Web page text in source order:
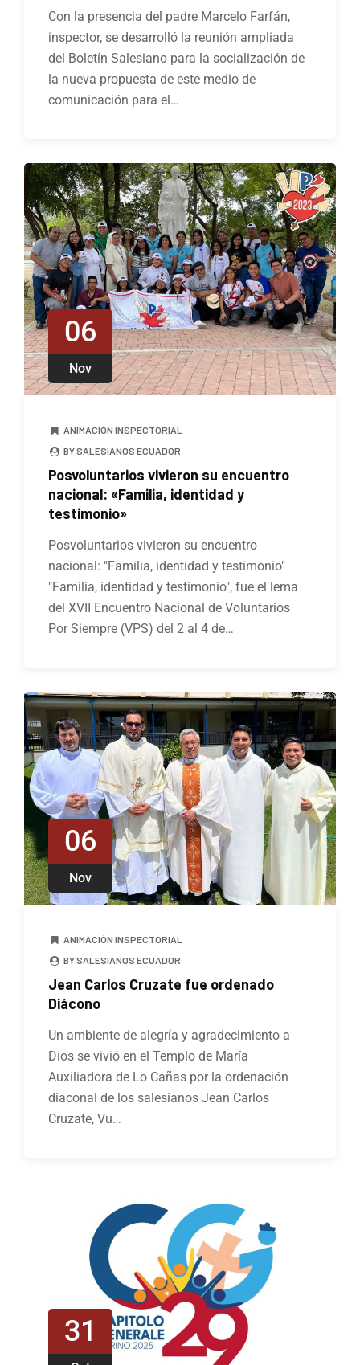
Con la presencia del padre Marcelo Farfán,
inspector, se desarrolló la reunión ampliada
del Boletín Salesiano para la socialización de
la nueva propuesta de este medio de
comunicación para el…
06
Nov
ANIMACIÓN INSPECTORIAL
BY SALESIANOS ECUADOR
Posvoluntarios vivieron su encuentro
nacional: «Familia, identidad y
testimonio»
Posvoluntarios vivieron su encuentro
nacional: "Familia, identidad y testimonio"
"Familia, identidad y testimonio", fue el lema
del XVII Encuentro Nacional de Voluntarios
Por Siempre (VPS) del 2 al 4 de…
06
Nov
ANIMACIÓN INSPECTORIAL
BY SALESIANOS ECUADOR
Jean Carlos Cruzate fue ordenado
Diácono
Un ambiente de alegría y agradecimiento a
Dios se vivió en el Templo de María
Auxiliadora de Lo Cañas por la ordenación
diaconal de los salesianos Jean Carlos
Cruzate, Vu…
31